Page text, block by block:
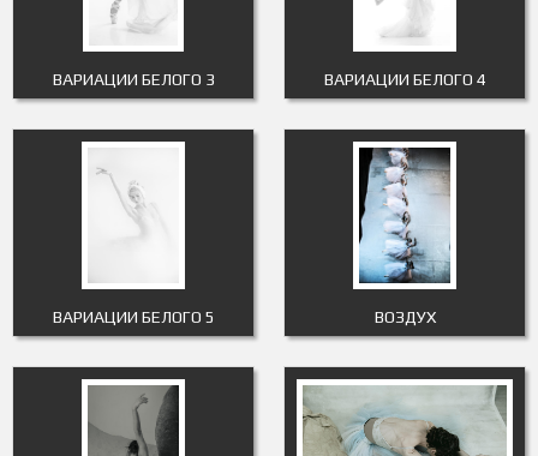
ВАРИАЦИИ БЕЛОГО 3 ВАРИАЦИИ БЕЛОГО 4
ВАРИАЦИИ БЕЛОГО 5 ВОЗДУХ